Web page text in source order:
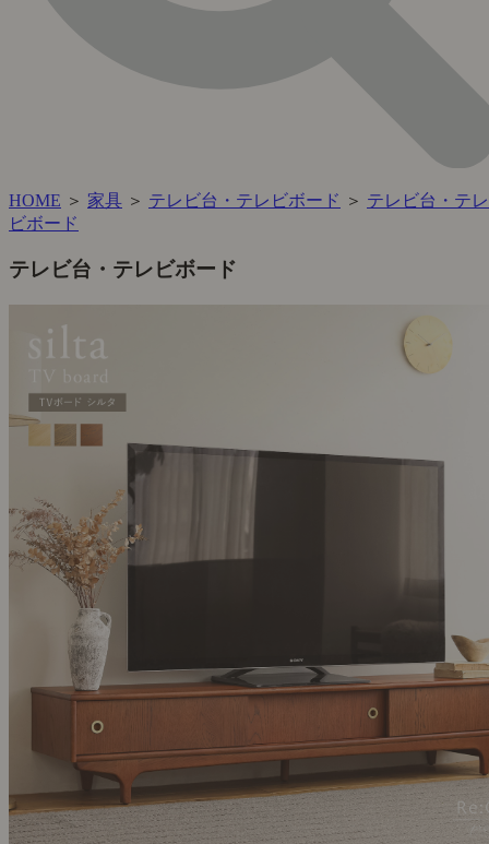
HOME ＞ 家具 ＞ テレビ台・テレビボード ＞ テレビ台・テレ
ビボード
テレビ台・テレビボード